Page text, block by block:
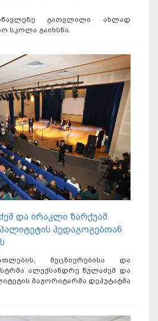
გათვლილი ახლად
სკოლა გაიხსნა.
და ირაკლი ზარქუამ
პედაგოგებთან
მეცნიერებისა და
ალექსანდრე წულაძემ და
მაჟორიტარმა დეპუტატმა